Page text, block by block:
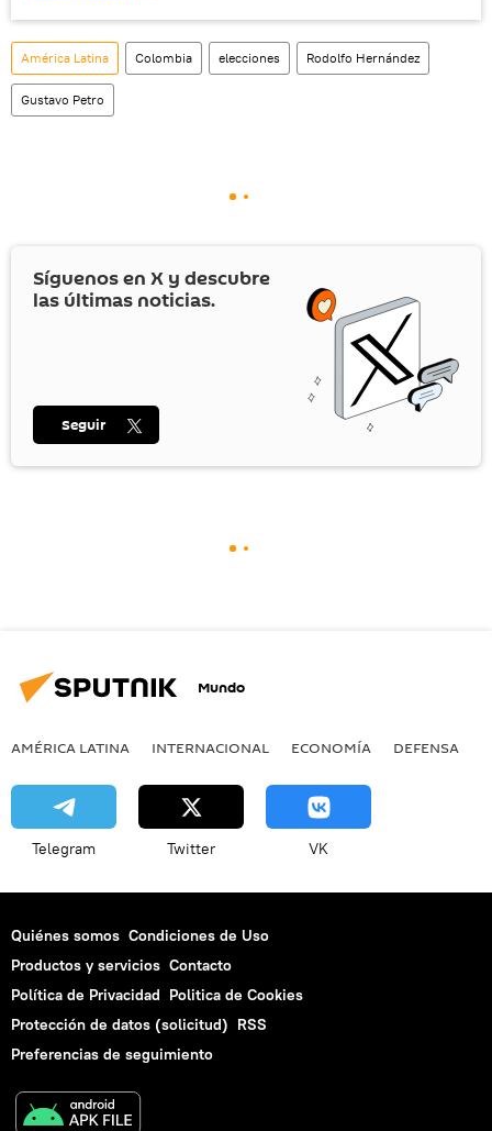
América Latina Colombia elecciones Rodolfo Hernández
Gustavo Petro
Síguenos en X y descubre
las últimas noticias.
Seguir
Mundo
AMÉRICA LATINA INTERNACIONAL ECONOMÍA DEFENSA
Telegram Twitter VK
Quiénes somos Condiciones de Uso
Productos y servicios Contacto
Política de Privacidad Politica de Cookies
Protección de datos (solicitud) RSS
Preferencias de seguimiento